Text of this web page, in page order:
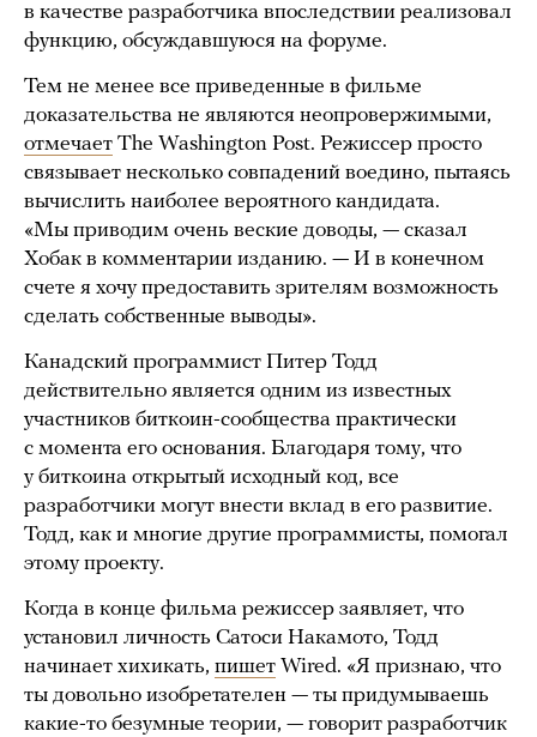
в качестве разработчика впоследствии реализовал
функцию, обсуждавшуюся на форуме.
Тем не менее все приведенные в фильме
доказательства не являются неопровержимыми,
отмечает The Washington Post. Режиссер просто
связывает несколько совпадений воедино, пытаясь
вычислить наиболее вероятного кандидата.
«Мы приводим очень веские доводы, — сказал
Хобак в комментарии изданию. — И в конечном
счете я хочу предоставить зрителям возможность
сделать собственные выводы».
Канадский программист Питер Тодд
действительно является одним из известных
участников биткоин-сообщества практически
с момента его основания. Благодаря тому, что
у биткоина открытый исходный код, все
разработчики могут внести вклад в его развитие.
Тодд, как и многие другие программисты, помогал
этому проекту.
Когда в конце фильма режиссер заявляет, что
установил личность Сатоси Накамото, Тодд
начинает хихикать, пишет Wired. «Я признаю, что
ты довольно изобретателен — ты придумываешь
какие-то безумные теории, — говорит разработчик